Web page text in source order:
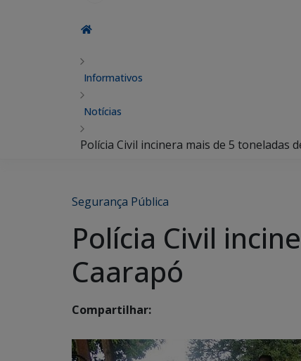
Informativos
Notícias
Polícia Civil incinera mais de 5 toneladas
Segurança Pública
Polícia Civil
Caarapó
Compartilhar: